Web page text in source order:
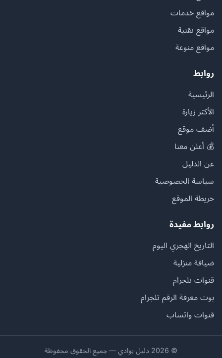
مواقع خدمات
مواقع تقنية
مواقع منوعة
روابط
الرئيسية
الأكثر زيارة
أضف موقع
💰 أعلن معنا
عن الدليل
سياسة الخصوصية
خريطة الموقع
روابط مفيدة
التاريخ الهجري اليوم
ضيافة منزلية
قنوات تلجرام
بوت معرفة الرقم تلجرام
قنوات واتساب
© 2026 دليل بوادي — جميع الحقوق محفوظة